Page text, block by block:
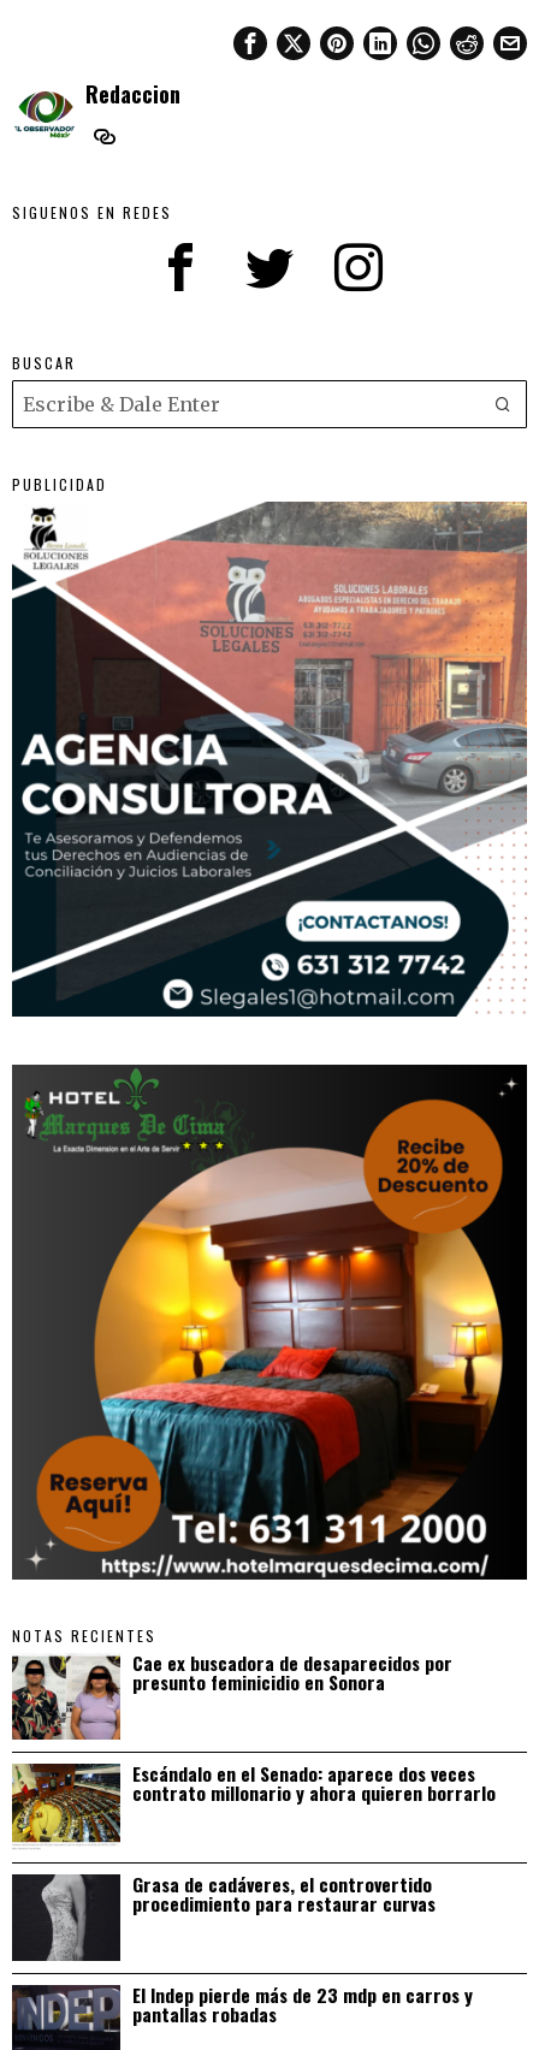
Redaccion
SIGUENOS EN REDES
BUSCAR
PUBLICIDAD
NOTAS RECIENTES
Cae ex buscadora de desaparecidos por
presunto feminicidio en Sonora
Escándalo en el Senado: aparece dos veces
contrato millonario y ahora quieren borrarlo
Grasa de cadáveres, el controvertido
procedimiento para restaurar curvas
El Indep pierde más de 23 mdp en carros y
pantallas robadas